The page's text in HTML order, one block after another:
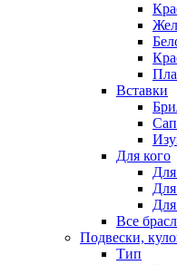
Вставки
Для кого
Все
Подвески,
Тип